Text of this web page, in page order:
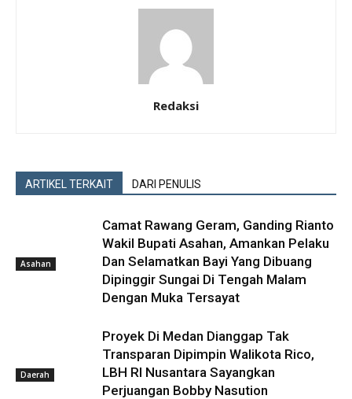
Redaksi
ARTIKEL TERKAIT DARI PENULIS
Asahan
Camat Rawang Geram, Ganding Rianto
Wakil Bupati Asahan, Amankan Pelaku
Dan Selamatkan Bayi Yang Dibuang
Dipinggir Sungai Di Tengah Malam
Dengan Muka Tersayat
Daerah
Proyek Di Medan Dianggap Tak
Transparan Dipimpin Walikota Rico,
LBH RI Nusantara Sayangkan
Perjuangan Bobby Nasution